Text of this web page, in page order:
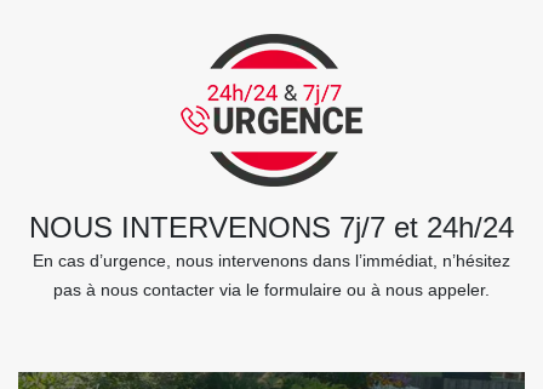
NOUS INTERVENONS 7j/7 et 24h/24
En cas d’urgence, nous intervenons dans l’immédiat, n’hésitez
pas à nous contacter via le formulaire ou à nous appeler.